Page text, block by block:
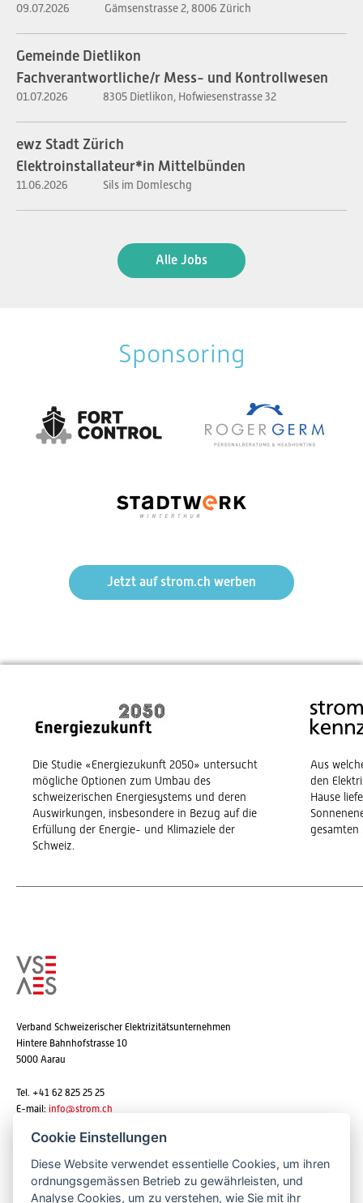
09.07.2026 Gämsenstrasse 2, 8006 Zürich
Gemeinde Dietlikon
Fachverantwortliche/r Mess- und Kontrollwesen
01.07.2026 8305 Dietlikon, Hofwiesenstrasse 32
ewz Stadt Zürich
Elektroinstallateur*in Mittelbünden
11.06.2026 Sils im Domleschg
Alle Jobs
Sponsoring
Jetzt auf strom.ch werben
Die Studie «Energiezukunft 2050» untersucht
mögliche Optionen zum Umbau des
schweizerischen Energiesystems und deren
Auswirkungen, insbesondere in Bezug auf die
Erfüllung der Energie- und Klimaziele der
Schweiz.
Aus
den
Hause
gesamten
Verband Schweizerischer Elektrizitätsunternehmen
Hintere Bahnhofstrasse 10
5000 Aarau
Tel. +41 62 825 25 25
E-mail: info@strom.ch
Newsletter abonnieren
Cookie Einstellungen
Diese Website verwendet essentielle Cookies, um ihren
ordnungsgemässen Betrieb zu gewährleisten, und
Analyse Cookies, um zu verstehen, wie Sie mit ihr